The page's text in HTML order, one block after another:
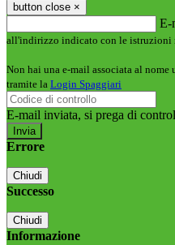
button close ×
E-
all'indirizzo indicato con le istruzioni
Non hai una e-mail associata al nome
tramite la Login Spaggiari
E-mail inviata, si prega di
Errore
Chiudi
Successo
Chiudi
Informazione